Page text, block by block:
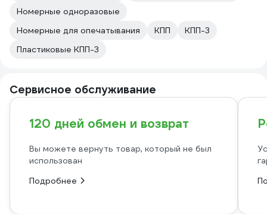
Номерные одноразовые
Номерные для опечатывания
КПП
КПП-3
Пластиковые КПП-3
Сервисное обслуживание
120 дней обмен и возврат
Вы можете вернуть товар, который не был
использован
Подробнее